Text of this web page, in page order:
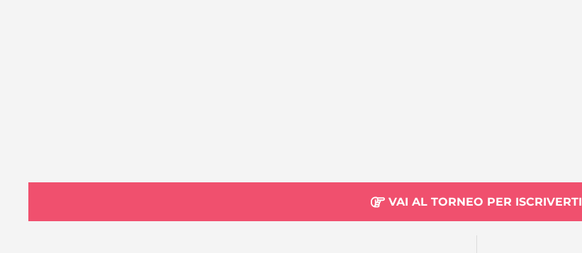
VAI AL TORNEO PER ISCRIVERTI